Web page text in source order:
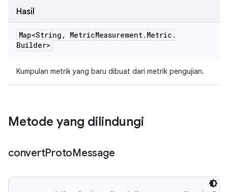
Hasil
Map<String , MetricMeasurement. Metric .
Builder>
Kumpulan metrik yang baru dibuat dari metrik pengujian.
Metode yang dilindungi
convertProtoMessage